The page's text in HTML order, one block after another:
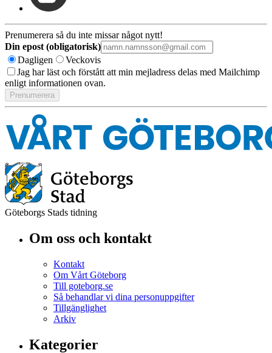
Prenumerera så du inte missar något nytt!
Din epost (obligatorisk)
Dagligen
Veckovis
Jag har läst och förstått att min mejladress delas med Mailchimp
enligt informationen ovan.
Göteborgs Stads tidning
Om oss och kontakt
Kontakt
Om Vårt Göteborg
Till goteborg.se
Så behandlar vi dina personuppgifter
Tillgänglighet
Arkiv
Kategorier